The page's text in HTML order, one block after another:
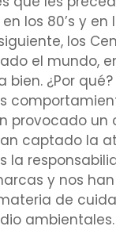
los 80’s y en
los
el mundo,
bien. ¿Por
provocado un
captado la
la
y nos
de
ambientales.